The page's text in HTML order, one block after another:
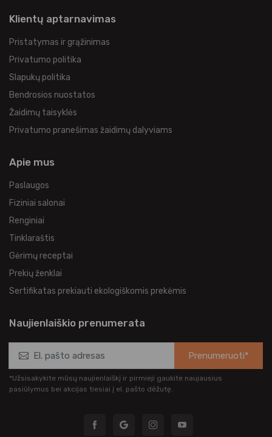
Klientų aptarnavimas
Pristatymas ir grąžinimas
Privatumo politika
Slapukų politika
Bendrosios nuostatos
Žaidimų taisyklės
Privatumo pranešimas žaidimų dalyviams
Apie mus
Paslaugos
Fiziniai salonai
Renginiai
Tinklaraštis
Gėrimų receptai
Prekių ženklai
Sertifikatas prekiauti ekologiškomis prekėmis
Naujienlaiškio prenumerata
Prenumeruoti*
*Užsisakykite mūsų naujienlaiškį ir pirmieji gaukite naujausius
pasiūlymus bei akcijas tiesiai į el. pašto dėžutę.